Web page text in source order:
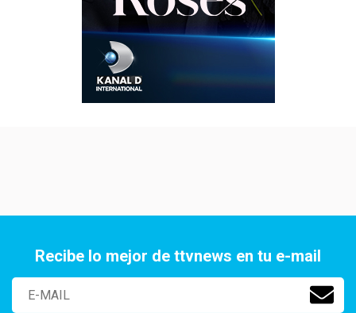
Recibe lo mejor de ttvnews en tu e-mail